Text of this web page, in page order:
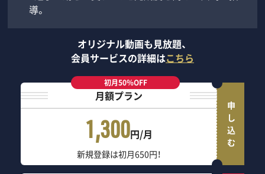
導。
オリジナル動画も見放題、
会員サービスの詳細はこちら
初月50％OFF
月額プラン
1,300円/月
新規登録は初月650円！
申し込む